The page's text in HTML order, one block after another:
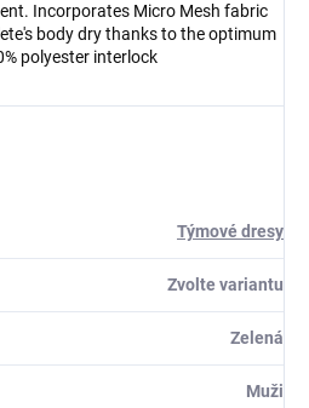
Incorporates Micro Mesh fabric
body dry thanks to the optimum
polyester interlock
Týmové dresy
Zvolte variantu
Zelená
Muži